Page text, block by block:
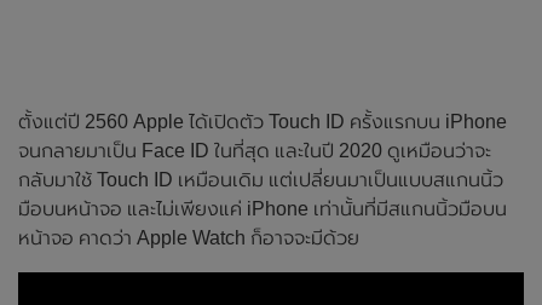
ตั้งแต่ปี 2560 Apple ได้เปิดตัว Touch ID ครั้งแรกบน iPhone
จนกลายมาเป็น Face ID ในที่สุด และในปี 2020 ดูเหมือนว่าจะ
กลับมาใช้ Touch ID เหมือนเดิม แต่เปลี่ยนมาเป็นแบบสแกนนิ้ว
มือบนหน้าจอ และไม่เพียงแค่ iPhone เท่านั้นที่มีสแกนนิ้วมือบน
หน้าจอ คาดว่า Apple Watch ก็อาจจะมีด้วย